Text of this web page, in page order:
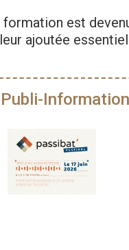
formation est
ajoutée
Publi-Information